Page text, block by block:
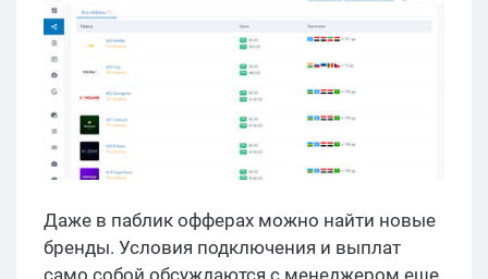
Даже в паблик офферах можно найти новые
бренды. Условия подключения и выплат